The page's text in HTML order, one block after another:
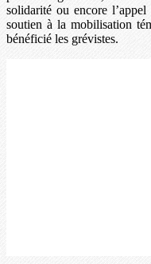
solidarité ou encore
soutien à la mobilisation
bénéficié les grévistes.